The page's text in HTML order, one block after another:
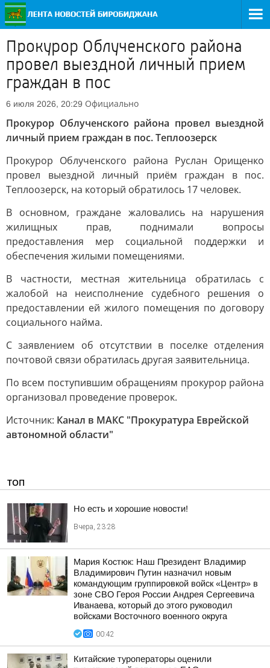
Прокурор Облученского района
провел выездной личный прием
граждан в пос
6 июля 2026, 20:29 Официально
Прокурор Облученского района провел выездной
личный прием граждан в пос. Теплоозерск
Прокурор Облученского района Руслан Орищенко
провел выездной личный приём граждан в пос.
Теплоозерск, на который обратилось 17 человек.
В основном, граждане жаловались на нарушения
жилищных прав, поднимали вопросы
предоставления мер социальной поддержки и
обеспечения жилыми помещениями.
В частности, местная жительница обратилась с
жалобой на неисполнение судебного решения о
предоставлении ей жилого помещения по договору
социального найма.
С заявлением об отсутствии в поселке отделения
почтовой связи обратилась другая заявительница.
По всем поступившим обращениям прокурор района
организовал проведение проверок.
Источник: Канал в МАКС "Прокуратура Еврейской
автономной области"
ТОП
Но есть и хорошие новости!
Вчера, 23:28
Мария Костюк: Наш Президент Владимир
Владимирович Путин назначил новым
командующим группировкой войск «Центр» в
зоне СВО Героя России Андрея Сергеевича
Иванаева, который до этого руководил
войсками Восточного военного округа
00:42
Китайские туроператоры оценили